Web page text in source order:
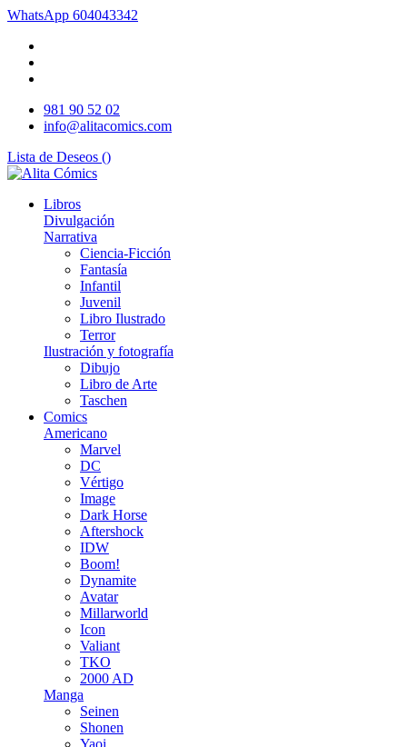
WhatsApp 604043342
981 90 52 02
info@alitacomics.com
Lista de Deseos ()
Libros
Divulgación
Narrativa
Ciencia-Ficción
Fantasía
Infantil
Juvenil
Libro Ilustrado
Terror
Ilustración y fotografía
Dibujo
Libro de Arte
Taschen
Comics
Americano
Marvel
DC
Vértigo
Image
Dark Horse
Aftershock
IDW
Boom!
Dynamite
Avatar
Millarworld
Icon
Valiant
TKO
2000 AD
Manga
Seinen
Shonen
Yaoi